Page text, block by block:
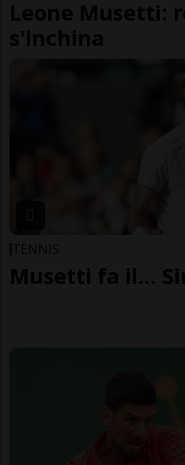
Leone Musetti:
s'inchina
TENNIS
Musetti fa il...